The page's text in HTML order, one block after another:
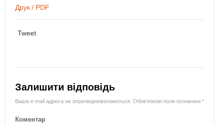
Друк / PDF
Tweet
Залишити відповідь
Ваша e-mail адреса не оприлюднюватиметься. Обов’язкові поля позначені *
Коментар